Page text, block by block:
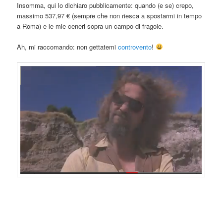
Insomma, qui lo dichiaro pubblicamente: quando (e se) crepo,
massimo 537,97 € (sempre che non riesca a spostarmi in tempo
a Roma) e le mie ceneri sopra un campo di fragole.
Ah, mi raccomando: non gettatemicontrovento!